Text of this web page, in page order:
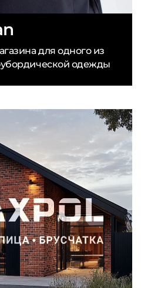
для одного из
одежды